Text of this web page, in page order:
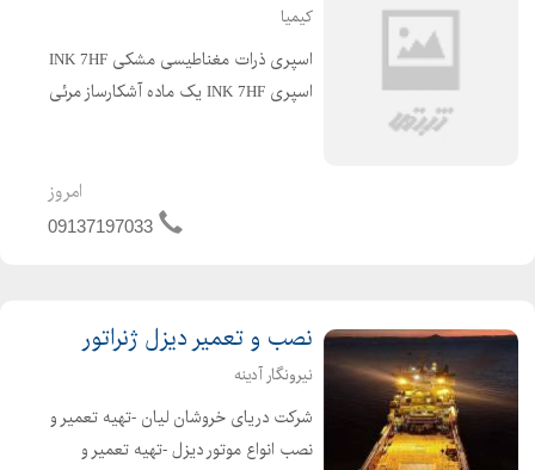
کیمیا
اسپری ذرات مغناطیسی مشکی INK 7HF
اسپری INK 7HF یک ماده آشکارساز مرئی
شناسایی ناپیوستگیها و ترکهای سطحی و
نزدیک به سطح در ق...
امروز
09137197033
نصب و تعمیر دیزل ژنراتور
نیرونگار آدینه
شرکت دریای خروشان لیان -تهیه تعمیر و
نصب انواع موتور دیزل -تهیه تعمیر و